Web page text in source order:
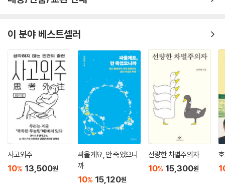
이 분야 베스트셀러
사고외주
10% 13,500원
싸울게요, 안 죽었으니
까
10% 15,120원
선량한 차별주의자
10% 15,300원